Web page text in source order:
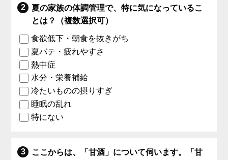
夏の家族の体調管理で、特に気になっているこ
とは？（複数選択可）
食欲低下・朝食を抜きがち
夏バテ・疲れやすさ
熱中症
水分・栄養補給
冷たいものの摂りすぎ
睡眠の乱れ
特にない
ここからは、「甘酒」について伺います。「甘